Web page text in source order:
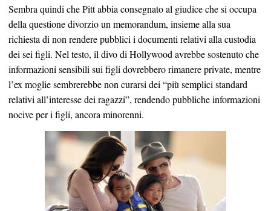
Sembra quindi che Pitt abbia consegnato al giudice che si occupa
della questione divorzio un memorandum, insieme alla sua
richiesta di non rendere pubblici i documenti relativi alla custodia
dei sei figli. Nel testo, il divo di Hollywood avrebbe sostenuto che
informazioni sensibili sui figli dovrebbero rimanere private, mentre
l’ex moglie sembrerebbe non curarsi dei “più semplici standard
relativi all’interesse dei ragazzi”, rendendo pubbliche informazioni
nocive per i figli, ancora minorenni.